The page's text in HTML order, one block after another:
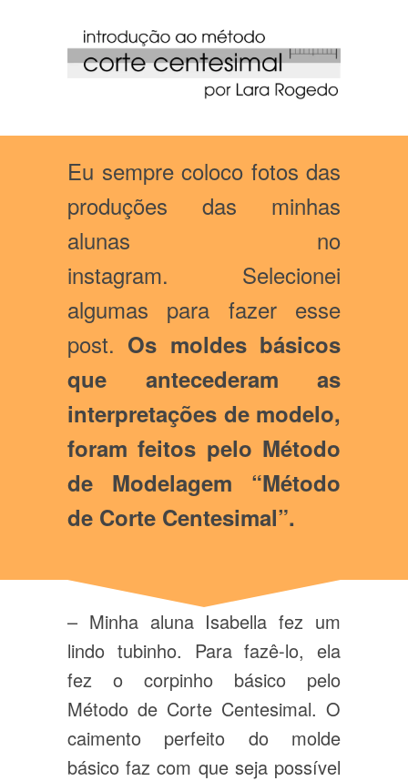
Eu sempre coloco fotos das
produções das minhas
alunas no
instagram. Selecionei
algumas para fazer esse
post. Os moldes básicos
que antecederam as
interpretações de modelo,
foram feitos pelo Método
de Modelagem “Método
de Corte Centesimal”.
– Minha aluna Isabella fez um
lindo tubinho. Para fazê-lo, ela
fez o corpinho básico pelo
Método de Corte Centesimal. O
caimento perfeito do molde
básico faz com que seja possível